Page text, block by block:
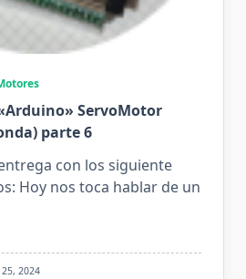
ServoMotor
parte 6
con los siguiente
Hoy nos toca hablar de un
25, 2024